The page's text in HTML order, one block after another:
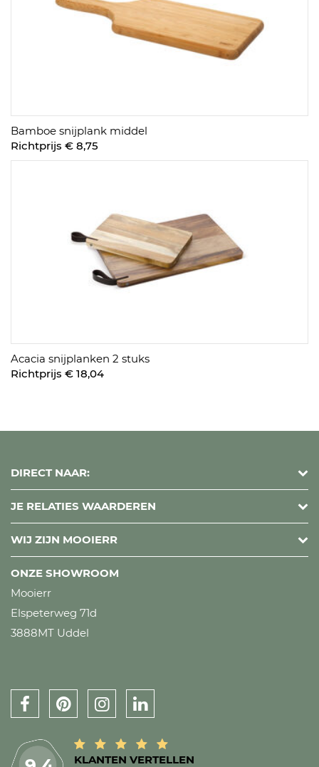
Bamboe snijplank middel
Richtprijs € 8,75
Acacia snijplanken 2 stuks
Richtprijs € 18,04
DIRECT NAAR:
JE RELATIES WAARDEREN
WIJ ZIJN MOOIERR
ONZE SHOWROOM
Mooierr
Elspeterweg 71d
3888MT Uddel
KLANTEN VERTELLEN